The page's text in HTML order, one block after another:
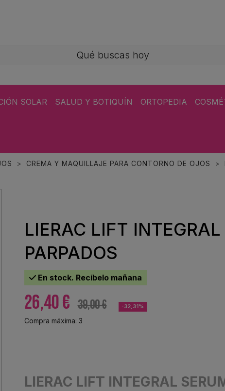
SOLAR SALUD Y BOTIQUÍN ORTOPEDIA
CREMA Y MAQUILLAJE PARA CONTORNO DE OJOS
LIERAC LIFT
PARPADOS
En stock. Recíbelo mañana
26,40 € 39,00 € -32,31%
Compra máxima: 3
LIERAC LIFT INTEGRAL